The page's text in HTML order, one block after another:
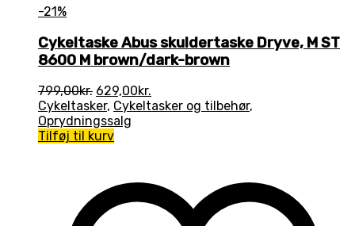
-21%
Cykeltaske Abus skuldertaske Dryve, M ST
8600 M brown/dark-brown
799,00kr. Den
oprindelige
pris
var:
629,00kr.
aktuelle
Cykeltasker, Cykeltasker og tilbehør,
Oprydningssalg
Tilføj til kurv